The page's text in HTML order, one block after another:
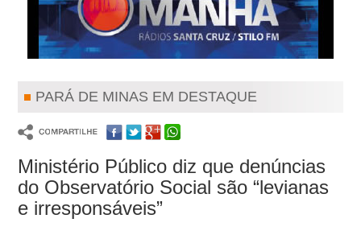
PARÁ DE MINAS EM DESTAQUE
Ministério Público diz que denúncias
do Observatório Social são “levianas
e irresponsáveis”